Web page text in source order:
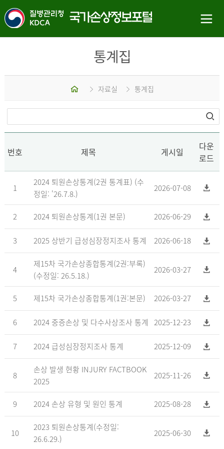
통계집
홈 자료실 통계집
번호 제목 게시일
다운
로드
1
2024 퇴원손상통계(2권 통계표) (수
정일: '26.7.8.)
2026-07-08
2 2024 퇴원손상통계(1권 본문) 2026-06-29
3 2025 상반기 급성심장정지조사 통계 2026-06-18
4
제15차 국가손상종합통계(2권:부록)
(수정일: 26.5.18.)
2026-03-27
5 제15차 국가손상종합통계(1권:본문) 2026-03-27
6 2024 중증손상 및 다수사상조사 통계 2025-12-23
7 2024 급성심장정지조사 통계 2025-12-09
8
손상 발생 현황 INJURY FACTBOOK
2025
2025-11-26
9 2024 손상 유형 및 원인 통계 2025-08-28
10
2023 퇴원손상통계(수정일:
26.6.29.)
2025-06-30